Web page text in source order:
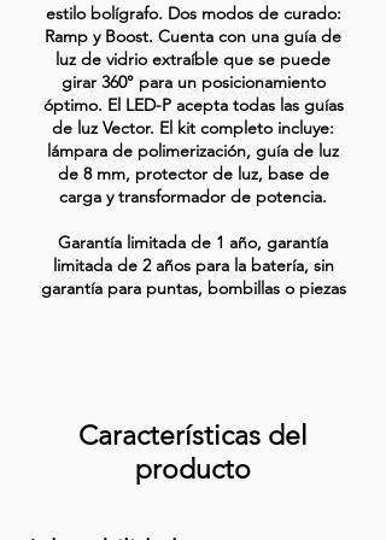
estilo bolígrafo. Dos modos de curado:
Ramp y Boost. Cuenta con una guía de
luz de vidrio extraíble que se puede
girar 360° para un posicionamiento
óptimo. El LED-P acepta todas las guías
de luz Vector. El kit completo incluye:
lámpara de polimerización, guía de luz
de 8 mm, protector de luz, base de
carga y transformador de potencia.
Garantía limitada de 1 año, garantía
limitada de 2 años para la batería, sin
garantía para puntas, bombillas o piezas
Características del
producto